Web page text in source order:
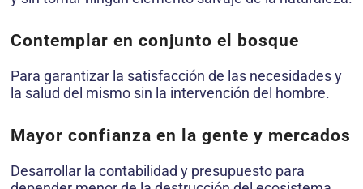
Contemplar en conjunto el bosque
Para garantizar la satisfacción de las necesidades y
la salud del mismo sin la intervención del hombre.
Mayor confianza en la gente y mercados
Desarrollar la contabilidad y presupuesto para